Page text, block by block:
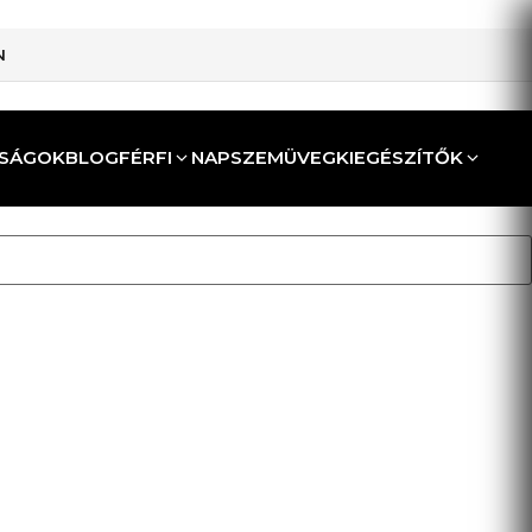
BLOGFÉRFI NAPSZEMÜVEGKIEGÉSZÍTŐK